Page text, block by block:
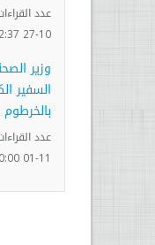
عدد
10-27 09:42:37
وزير
السفير
بالخرطوم
عدد
11-01 00:00:00